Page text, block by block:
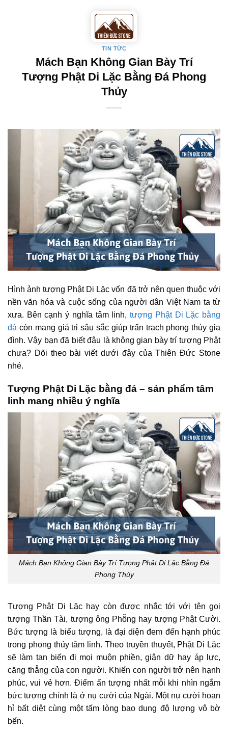
TIN TỨC
Mách Bạn Không Gian Bày Trí
Tượng Phật Di Lặc Bằng Đá Phong
Thủy
Hình ảnh tượng Phật Di Lặc vốn đã trở nên quen thuộc với
nền văn hóa và cuộc sống của người dân Việt Nam ta từ
xưa. Bên cạnh ý nghĩa tâm linh,tượng Phật Di Lặc bằng
đá còn mang giá trị sâu sắc giúp trấn trạch phong thủy gia
đình. Vậy bạn đã biết đâu là không gian bày trí tượng Phật
chưa? Dõi theo bài viết dưới đây của Thiên Đức Stone
nhé.
Tượng Phật Di Lặc bằng đá – sản phẩm tâm
linh mang nhiều ý nghĩa
Mách Bạn Không Gian Bày Trí Tượng Phật Di Lặc Bằng Đá
Phong Thủy
Tượng Phật Di Lặc hay còn được nhắc tới với tên gọi
tượng Thần Tài, tượng ông Phỗng hay tượng Phật Cười.
Bức tượng là biểu tượng, là đại diện đem đến hạnh phúc
trong phong thủy tâm linh. Theo truyền thuyết, Phật Di Lặc
sẽ làm tan biến đi mọi muộn phiền, giận dữ hay áp lực,
căng thẳng của con người. Khiến con người trở nên hạnh
phúc, vui vẻ hơn. Điểm ấn tượng nhất mỗi khi nhìn ngắm
bức tượng chính là ở nụ cười của Ngài. Một nụ cười hoan
hỉ bất diệt cùng một tấm lòng bao dung độ lượng vô bờ
bến.